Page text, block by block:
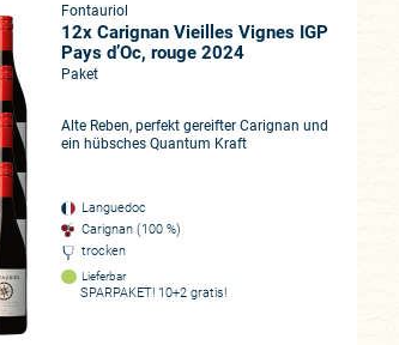
Fontauriol
12x Carignan Vieilles Vignes IGP
Pays d’Oc, rouge 2024
Paket
Alte Reben, perfekt gereifter Carignan und
ein hübsches Quantum Kraft
Languedoc
Carignan (100 %)
trocken
Lieferbar
SPARPAKET! 10+2 gratis!